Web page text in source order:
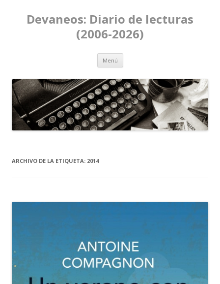
Devaneos: Diario de lecturas
(2006-2026)
Menú Ir al contenido
ARCHIVO DE LA ETIQUETA: 2014